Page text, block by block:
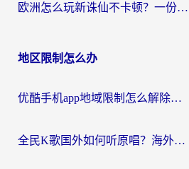
欧洲怎么玩新诛仙不卡顿？一份给海外游子的国服游戏畅玩指南
地区限制怎么办
优酷手机app地域限制怎么解除？海外党亲测有效的追剧方案
全民K歌国外如何听原唱？海外党亲测有效的回国加速器选择指南